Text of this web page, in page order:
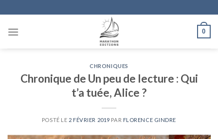
to
content
0
CHRONIQUES
Chronique de Un peu de lecture : Qui
t’a tuée, Alice ?
POSTÉ LE 2 FÉVRIER 2019 PAR FLORENCE GINDRE